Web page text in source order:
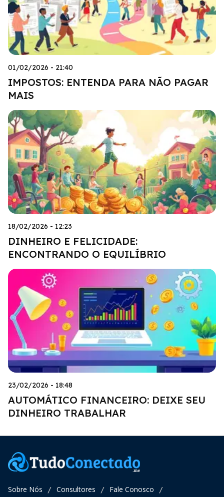
01/02/2026 - 21:40
IMPOSTOS: ENTENDA PARA NÃO PAGAR
MAIS
18/02/2026 - 12:23
DINHEIRO E FELICIDADE:
ENCONTRANDO O EQUILÍBRIO
23/02/2026 - 18:48
AUTOMÁTICO FINANCEIRO: DEIXE SEU
DINHEIRO TRABALHAR
Sobre Nós / Consultores / Fale Conosco /